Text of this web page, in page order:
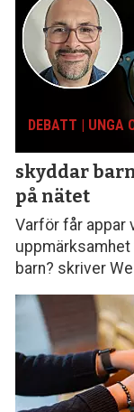
DEBATT | UNGA
skyddar
på nätet
Varför får appar
barn? skriver